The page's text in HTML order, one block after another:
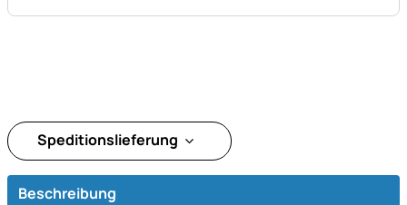
Speditionslieferung
Beschreibung